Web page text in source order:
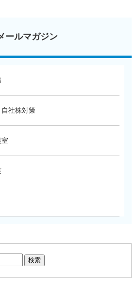
ールマガジン
社株対策